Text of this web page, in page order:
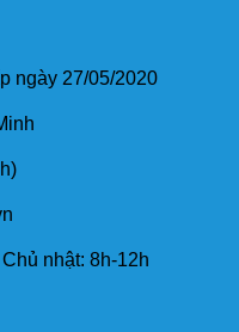
ngày 27/05/2020
nhật: 8h-12h